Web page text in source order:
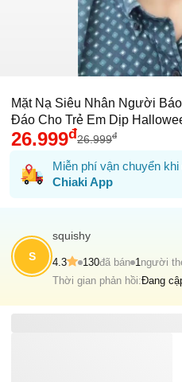
Mặt Nạ Siêu Nhân Người
Đáo Cho Trẻ Em Dịp
26.999đ26.999đ
Miễn phí vận chuyển khi
Chiaki App
S
squishy
4.3 130đã bán 1 người
Thời gian phản hồi:Đang